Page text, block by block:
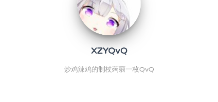
XZYQvQ
炒鸡辣鸡的制杖蒟蒻一枚QvQ